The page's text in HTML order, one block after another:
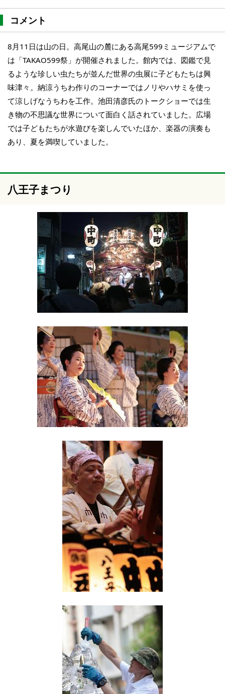
コメント
8月11日は山の日。高尾山の麓にある高尾599ミュージアムで
は「TAKAO599祭」が開催されました。館内では、図鑑で見
るような珍しい虫たちが並んだ世界の虫展に子どもたちは興
味津々。納涼うちわ作りのコーナーではノリやハサミを使っ
て涼しげなうちわを工作。池田清彦氏のトークショーでは生
き物の不思議な世界について面白く話されていました。広場
では子どもたちが水遊びを楽しんでいたほか、楽器の演奏も
あり、夏を満喫していました。
八王子まつり